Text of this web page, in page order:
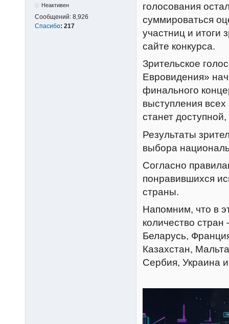
Неактивен
Сообщений: 8,926
Спасибо: 217
голосования
суммироваться
участниц и итоги
сайте конкурса.
Зрительское
Евровидения»
финального
выступления всех
станет
Результаты
выбора
Согласно
понравившихся
страны.
Напомним, что в
количество
Беларусь,
Казахстан,
Сербия, Украина